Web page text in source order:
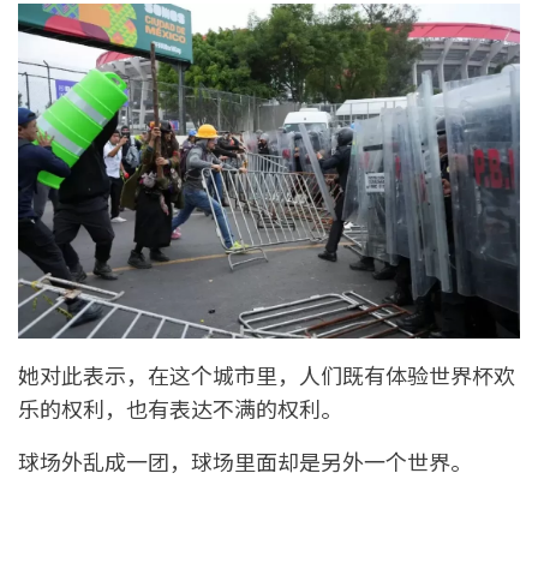
她对此表示，在这个城市里，人们既有体验世界杯欢
乐的权利，也有表达不满的权利。
球场外乱成一团，球场里面却是另外一个世界。